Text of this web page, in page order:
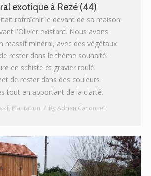
exotique à Rezé (44)
rafraîchir le devant de sa maison
l'Olivier existant. Nous avons
massif minéral, avec des végétaux
rester dans le thème souhaité.
en schiste et gravier roulé
de rester dans des couleurs
tout en apportant de la clarté.
, Plantation ByAdrien Canonnet